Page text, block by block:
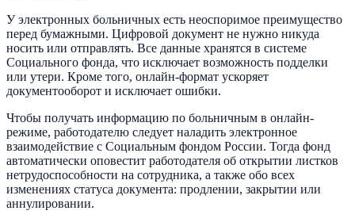
У электронных больничных есть неоспоримое преимущество
перед бумажными. Цифровой документ не нужно никуда
носить или отправлять. Все данные хранятся в системе
Социального фонда, что исключает возможность подделки
или утери. Кроме того, онлайн-формат ускоряет
документооборот и исключает ошибки.
Чтобы получать информацию по больничным в онлайн-
режиме, работодателю следует наладить электронное
взаимодействие с Социальным фондом России. Тогда фонд
автоматически оповестит работодателя об открытии листков
нетрудоспособности на сотрудника, а также обо всех
изменениях статуса документа: продлении, закрытии или
аннулировании.